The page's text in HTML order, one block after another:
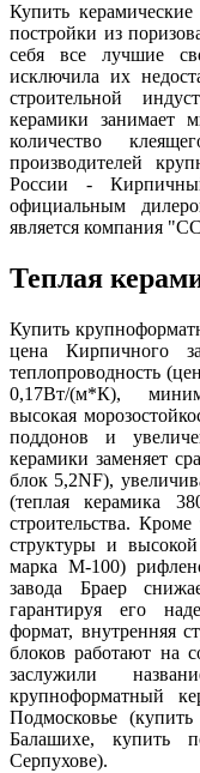
Купить
постройки из
себя все лучшие
исключила их
строительной
керамики занимает
количество
производителей
России -
официальным
является компания
Теплая
Купить
цена Кирпичного
теплопроводность
0,17Вт/(м*К),
высокая
поддонов и
керамики заменяет
блок 5,2NF),
(теплая керамика
строительства.
структуры и
марка М-100)
завода Браер
гарантируя его
формат, внутренняя
блоков работают на
заслужили
крупноформатный
Подмосковье
Балашихе, купить
Серпухове).